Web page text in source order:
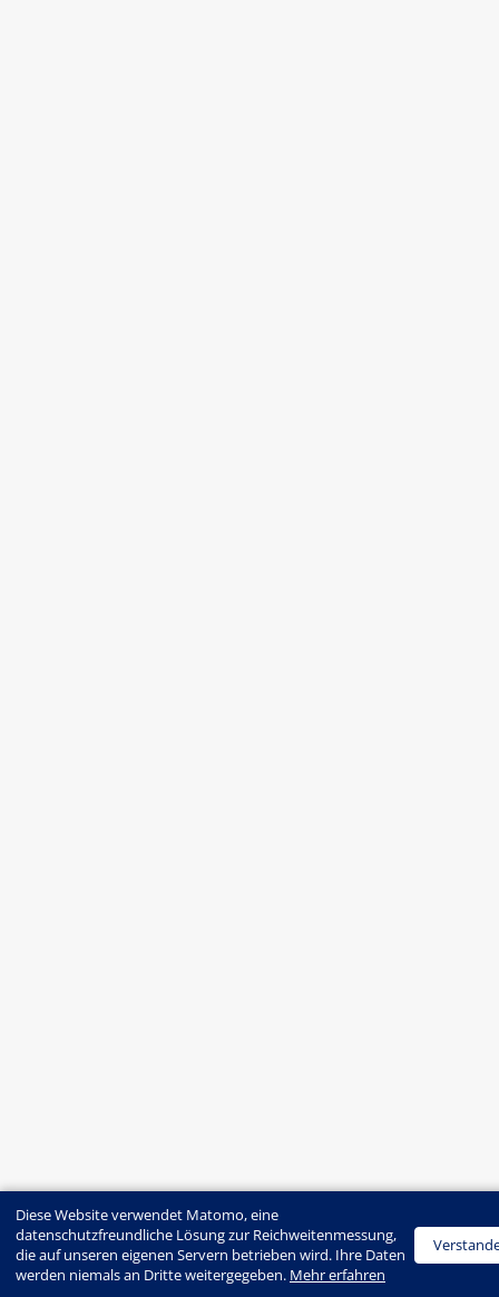
Diese Website verwendet Matomo, eine
datenschutzfreundliche Lösung zur Reichweitenmessung,
die auf unseren eigenen Servern betrieben wird. Ihre Daten
werden niemals an Dritte weitergegeben. Mehr erfahren